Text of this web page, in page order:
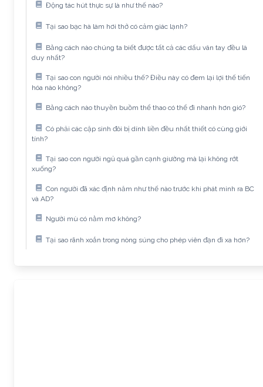
Động tác hút thực sự là như thế nào?
Tại sao bạc hà làm hơi thở có cảm giác lạnh?
Bằng cách nào chúng ta biết được tất cả các dấu vân tay đều là
duy nhất?
Tại sao con người nói nhiều thế? Điều này có đem lại lợi thế tiến
hóa nào không?
Bằng cách nào thuyền buồm thể thao có thể đi nhanh hơn gió?
Có phải các cặp sinh đôi bị dính liền đều nhất thiết có cùng giới
tính?
Tại sao con người ngủ quá gần cạnh giường mà lại không rớt
xuống?
Con người đã xác định năm như thế nào trước khi phát minh ra BC
và AD?
Người mù có nằm mơ không?
Tại sao rãnh xoắn trong nòng súng cho phép viên đạn đi xa hơn?